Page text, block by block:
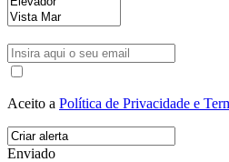
Aceito a Política de Privacidade e
Enviado